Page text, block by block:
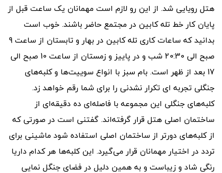
هتل رویایی شد. از این رو لازم است مهمانان یک ساعت قبل از
پایان کار خط تله کابین در مجتمع حاضر باشند. خوب است
بدانید که ساعات کاری تله کابین در بهار و تابستان از ساعت 9
صبح الی 20:30 شب و در پاییز و زمستان از ساعت 10 صبح الی
17 بعد از ظهر است. بام سبز با انواع سوییت‌ها و کلبه‌های
جنگلی تجربه ای تکرار نشدنی را برای شما رقم خواهد زد.
کلبه‌‌های جنگلی این مجموعه با فاصله‌‌ای ده دقیقه‌‌ای از
ساختمان اصلی هتل قرار گرفته‌‌اند. گفتنی است در صورتی که
از کلبه‌‌های دورتر از ساختمان اصلی استفاده شود ماشینی برای
تردد در اختیار مهمانان قرار می‌‌گیرد. این کلبه‌‌ها هر کدام داریا
رنگی شاد و زیباست و به همین دلیل در فضای جنگل نمایی